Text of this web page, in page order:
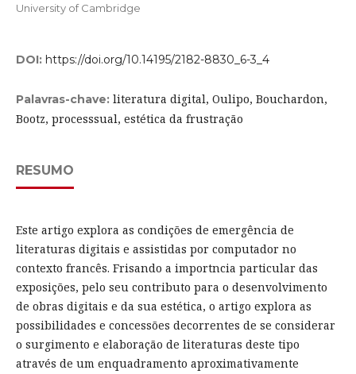
University of Cambridge
DOI: https://doi.org/10.14195/2182-8830_6-3_4
Palavras-chave: literatura digital, Oulipo, Bouchardon,
Bootz, processsual, estética da frustração
RESUMO
Este artigo explora as condições de emergência de
literaturas digitais e assistidas por computador no
contexto francês. Frisando a importncia particular das
exposições, pelo seu contributo para o desenvolvimento
de obras digitais e da sua estética, o artigo explora as
possibilidades e concessões decorrentes de se considerar
o surgimento e elaboração de literaturas deste tipo
através de um enquadramento aproximativamente